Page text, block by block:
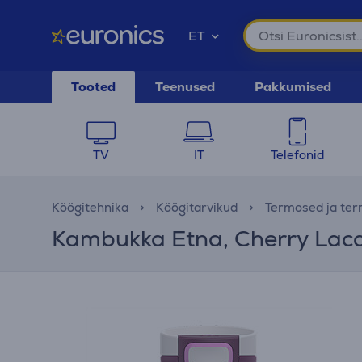
ET
Tooted Teenused Pakkumised
TV IT Telefonid
Köögitehnika Köögitarvikud Termosed ja
Kambukka Etna, Cherry